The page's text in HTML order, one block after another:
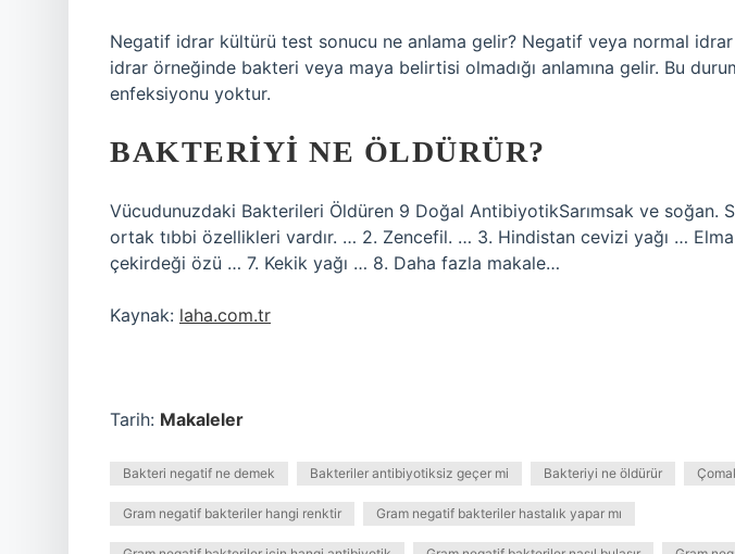
Negatif idrar kültürü test sonucu ne anlama gelir? Negatif veya normal
idrar örneğinde bakteri veya maya belirtisi olmadığı anlamına gelir. Bu
enfeksiyonu yoktur.
BAKTERIYI NE ÖLDÜRÜR?
Vücudunuzdaki Bakterileri Öldüren 9 Doğal AntibiyotikSarımsak ve soğan.
ortak tıbbi özellikleri vardır. … 2. Zencefil. … 3. Hindistan cevizi yağı …
çekirdeği özü … 7. Kekik yağı … 8. Daha fazla makale…
Kaynak: laha.com.tr
Tarih: Makaleler
Bakteri negatif ne demek Bakteriler antibiyotiksiz geçer mi Bakteriyi ne öldürür
Gram negatif bakteriler hangi renktir Gram negatif bakteriler hastalık yapar mı